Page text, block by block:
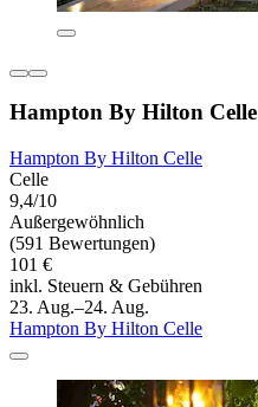
Hampton By Hilton Celle
Hampton By Hilton Celle
Celle
9,4/10
Außergewöhnlich
(591 Bewertungen)
101 €
inkl. Steuern & Gebühren
23. Aug.–24. Aug.
Hampton By Hilton Celle